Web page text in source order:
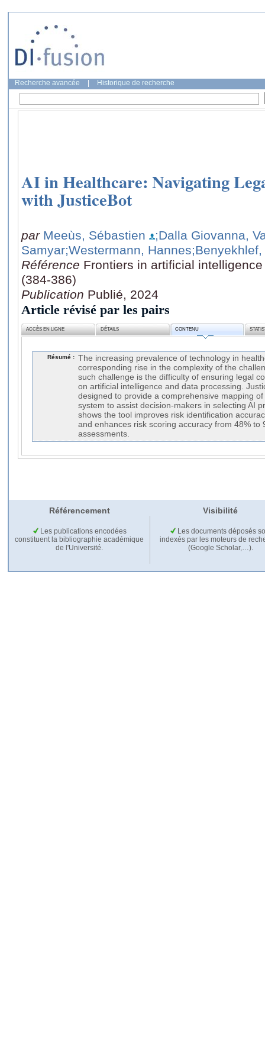
Recherche avancée Historique de recherche
AI in Healthcare: Navigating
with JusticeBot
par Meeùs, Sébastien
;Dalla Giovanna,
Samyar;Westermann, Hannes
Référence Frontiers in artificial
(384-386)
Publication Publié, 2024
Article révisé par les pairs
ACCÈS EN LIGNE DÉTAILS CONTENU
Résumé : The increasing prevalence of technology in
corresponding rise in the complexity of the
such challenge is the difficulty of ensuring legal
on artificial intelligence and data processing.
designed to provide a comprehensive mapping
system to assist decision-makers in selecting AI
shows the tool improves risk identification
and enhances risk scoring accuracy from 48% to
assessments.
Référencement Visibilité
Les publications encodées
constituent la bibliographie académique
de l'Université.
Les documents déposés
indexés par les moteurs de
(Google Scholar,…).